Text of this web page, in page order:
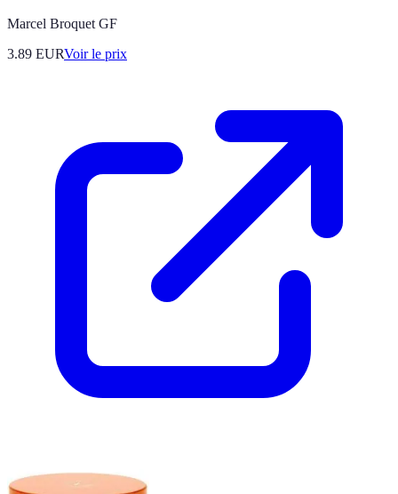
Marcel Broquet GF
3.89 EURVoir le prix